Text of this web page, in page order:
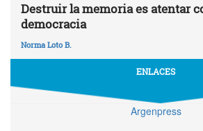
Destruir la memoria es atentar
democracia
Norma Loto B.
ENLACES
Argenpress